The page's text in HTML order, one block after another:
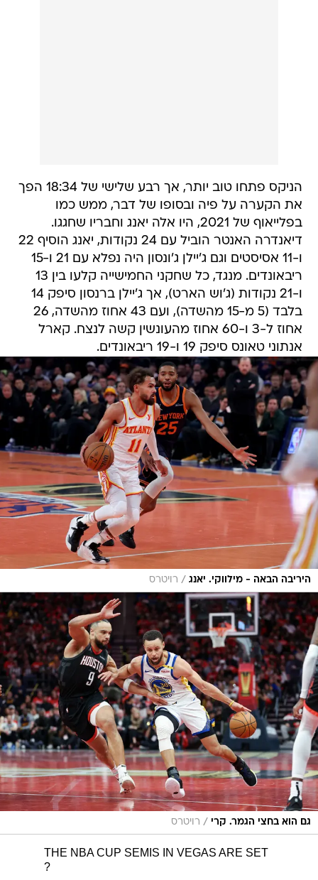
הניקס פתחו טוב יותר, אך רבע שלישי של 18:34 הפך
את הקערה על פיה ובסופו של דבר, ממש כמו
בפלייאוף של 2021, היו אלה יאנג וחבריו שחגגו.
דיאנדרה האנטר הוביל עם 24 נקודות, יאנג הוסיף 22
ו-11 אסיסטים וגם ג'יילן ג'ונסון היה נפלא עם 21 ו-15
ריבאונדים. מנגד, כל שחקני החמישייה קלעו בין 13
ו-21 נקודות (ג'וש הארט), אך ג'יילן ברנסון סיפק 14
בלבד (5 מ-15 מהשדה), ועם 43 אחוז מהשדה, 26
אחוז ל-3 ו-60 אחוז מהעונשין קשה לנצח. קארל
אנתוני טאונס סיפק 19 ו-19 ריבאונדים.
היריבה הבאה - מילווקי. יאנג / רויטרס
גם הוא בחצי הגמר. קרי / רויטרס
THE NBA CUP SEMIS IN VEGAS ARE SET
?